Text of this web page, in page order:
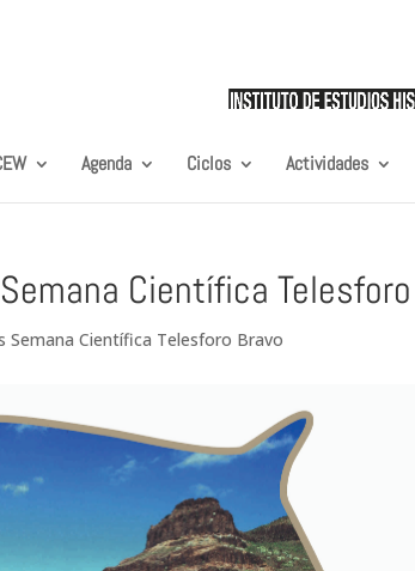
Agenda Ciclos Actividades
Científica
Semana Científica Telesforo Bravo